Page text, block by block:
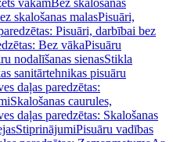
vākamBez skalošanas
skalošanas malasPisuāri,
Pisuāri, darbībai bez
Bez vākaPisuāru
nodalīšanas sienasStikla
sanitārtehnikas pisuāru
daļas paredzētas:
Skalošanas caurules,
daļas paredzētas: Skalošanas
StiprinājumiPisuāru vadības